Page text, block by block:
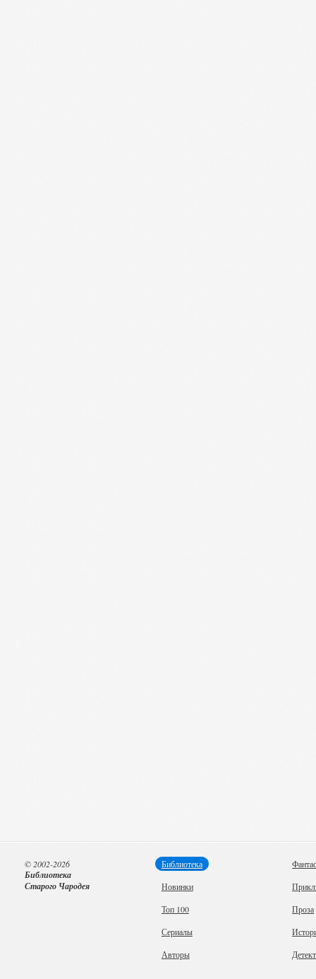
Библиотека
Новинки
Топ 100
Сериалы
Авторы
Проза
© 2002-2026
Библиотека
Старого Чародея